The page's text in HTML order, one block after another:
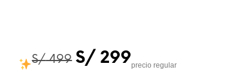
S/499 S/ 299precio regular